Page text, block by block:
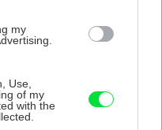
my
Use,
of my
with the
od
takisto ich hĺbka
odpílime kúsok